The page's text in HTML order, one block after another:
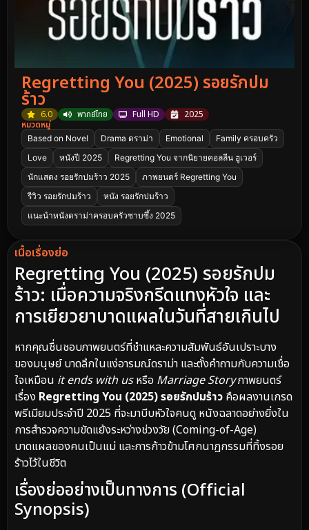
Regretting You (2025) รอยรักปม
ร้าว
6.0 พากย์ไทย Full HD
2025
หมวดหมู่
Based on Novel Drama ดราม่า Emotional
Family ครอบครัว
Love
หนังปี 2025
Regretting You จากนิยายคอลลีน ฮูเวอร์
นักแสดง รอยรักปมร้าว 2025
ภาพยนตร์ Regretting You
รีวิว รอยรักปมร้าว
หนัง รอยรักปมร้าว
แนะนำหนังดราม่าครอบครัวซาบซึ้ง 2025
เนื้อเรื่องย่อ
Regretting You (2025) รอยรักปม
ร้าว: เมื่อความจริงกรีดแทงหัวใจ และ
การเยียวยาบาดแผลในวันที่สายเกินไป
หากคุณชื่นชอบภาพยนตร์ที่ชำแหละความสัมพันธ์อันเปราะบาง
ของมนุษย์ บาดลึกในแง่อารมณ์ดราม่า และตั้งคำถามกับความเชื่อ
ใจเหมือน it ends with usหรือ Marriage Storyภาพยนตร์
เรื่อง Regretting You (2025) รอยรักปมร้าว คือผลงานเกรด
พรีเมียมประจำปี 2025 ที่จะมาบีบหัวใจคนดู หนังฉลาดอย่างยิ่งใน
การสำรวจความขัดแย้งระหว่างช่วงวัย (Coming-of-Age)
บาดแผลของคนเป็นแม่ และการก้าวข้ามโศกนาฏกรรมที่ทิ้งรอย
ร้าวไว้ในชีวิต
เรื่องย่ออย่างเป็นทางการ (Official
Synopsis)